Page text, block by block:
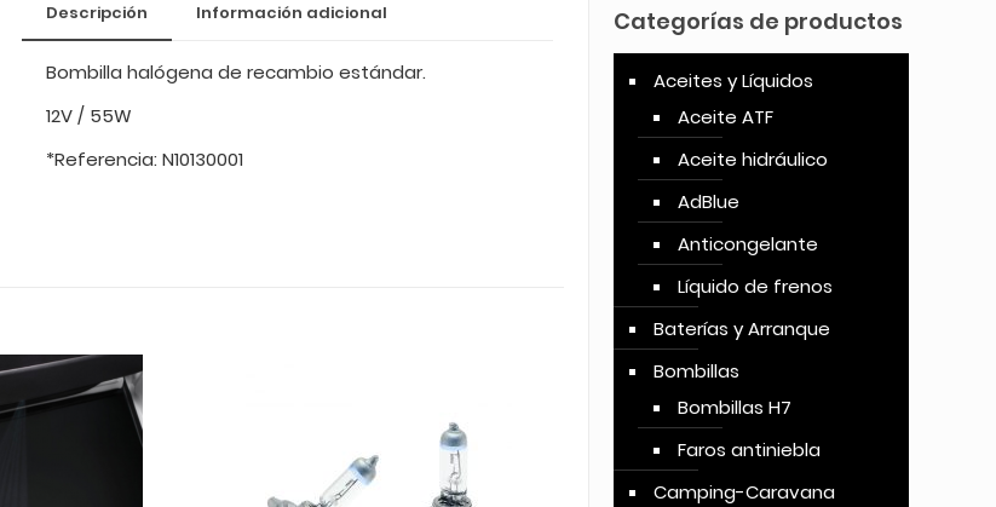
Descripción Información adicional
Bombilla halógena de recambio estándar.
12V / 55W
*Referencia: N10130001
Categorías de productos
Aceites y Líquidos
Aceite ATF
Aceite hidráulico
AdBlue
Anticongelante
Líquido de frenos
Baterías y Arranque
Bombillas
Bombillas H7
Faros antiniebla
Camping-Caravana